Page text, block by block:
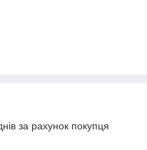
за рахунок покупця